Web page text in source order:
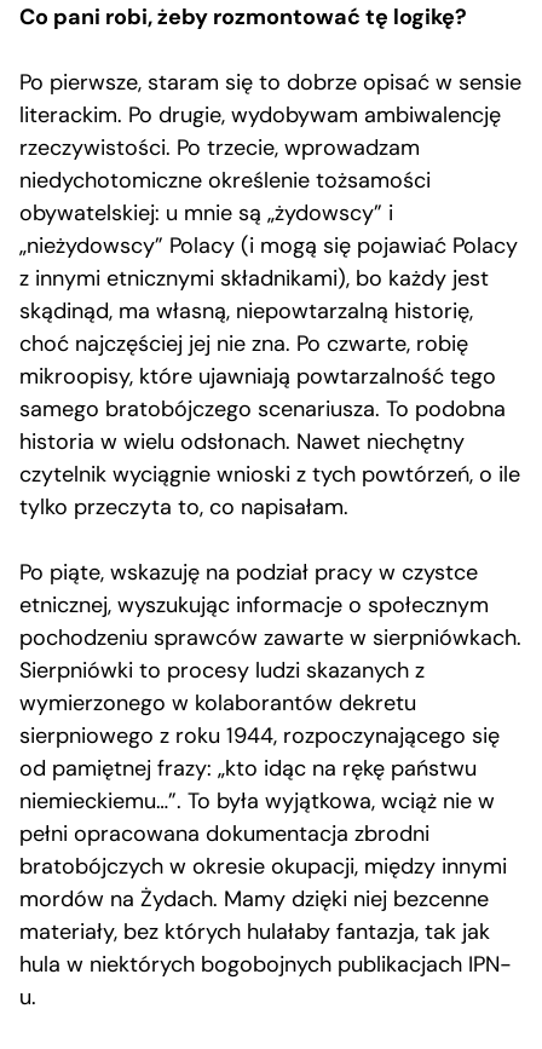
Co pani robi, żeby rozmontować tę logikę?
Po pierwsze, staram się to dobrze opisać w sensie
literackim. Po drugie, wydobywam ambiwalencję
rzeczywistości. Po trzecie, wprowadzam
niedychotomiczne określenie tożsamości
obywatelskiej: u mnie są „żydowscy” i
„nieżydowscy” Polacy (i mogą się pojawiać Polacy
z innymi etnicznymi składnikami), bo każdy jest
skądinąd, ma własną, niepowtarzalną historię,
choć najczęściej jej nie zna. Po czwarte, robię
mikroopisy, które ujawniają powtarzalność tego
samego bratobójczego scenariusza. To podobna
historia w wielu odsłonach. Nawet niechętny
czytelnik wyciągnie wnioski z tych powtórzeń, o ile
tylko przeczyta to, co napisałam.
Po piąte, wskazuję na podział pracy w czystce
etnicznej, wyszukując informacje o społecznym
pochodzeniu sprawców zawarte w sierpniówkach.
Sierpniówki to procesy ludzi skazanych z
wymierzonego w kolaborantów dekretu
sierpniowego z roku 1944, rozpoczynającego się
od pamiętnej frazy: „kto idąc na rękę państwu
niemieckiemu…”. To była wyjątkowa, wciąż nie w
pełni opracowana dokumentacja zbrodni
bratobójczych w okresie okupacji, między innymi
mordów na Żydach. Mamy dzięki niej bezcenne
materiały, bez których hulałaby fantazja, tak jak
hula w niektórych bogobojnych publikacjach IPN-
u.